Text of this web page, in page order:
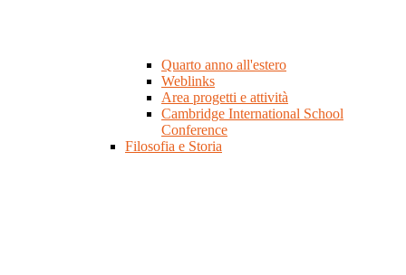
Quarto anno all'estero
Weblinks
Area progetti e attività
Cambridge International School
Conference
Filosofia e Storia